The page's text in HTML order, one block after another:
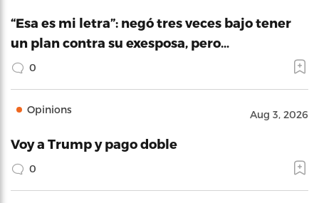
“Esa es mi letra”: negó tres veces bajo tener
un plan contra su exesposa, pero…
0
Opinions Aug 3, 2026
Voy a Trump y pago doble
0